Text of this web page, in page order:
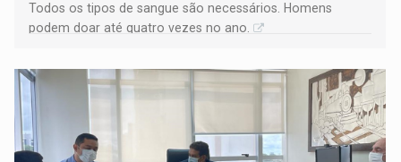
Todos os tipos de sangue são necessários. Homens
podem doar até quatro vezes no ano.